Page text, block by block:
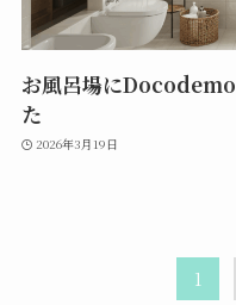
お風呂場に
た
2026年3月19日
1